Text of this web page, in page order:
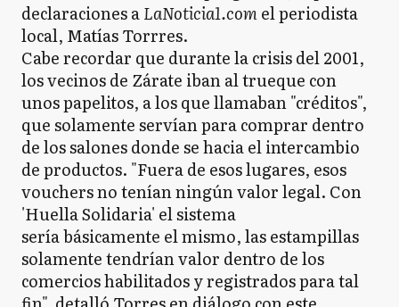
declaraciones aLaNoticia1.comel periodista
local, Matías Torrres.
Cabe recordar que durante la crisis del 2001,
los vecinos de Zárate iban al trueque con
unos papelitos, a los que llamaban "créditos",
que solamente servían para comprar dentro
de los salones donde se hacia el intercambio
de productos. "Fuera de esos lugares, esos
vouchers no tenían ningún valor legal. Con
'Huella Solidaria' el sistema
sería básicamente el mismo, las estampillas
solamente tendrían valor dentro de los
comercios habilitados y registrados para tal